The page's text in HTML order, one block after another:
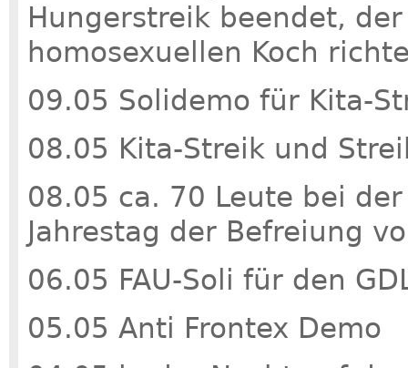
Hungerstreik beendet,
homosexuellen Koch
09.05 Solidemo für Kita-
08.05 Kita-Streik und
08.05 ca. 70 Leute bei
Jahrestag der Befreiung
06.05 FAU-Soli für den
05.05 Anti Frontex Demo